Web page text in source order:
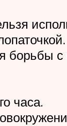
борьбы
часа.